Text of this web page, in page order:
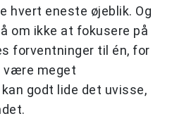
hvert eneste øjeblik. Og
om ikke at fokusere på
forventninger til én, for
være meget
godt lide det uvisse,